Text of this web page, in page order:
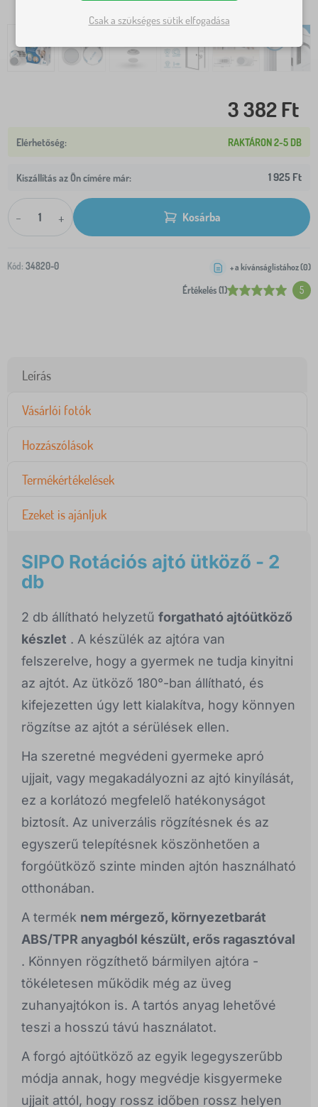
3 382 Ft
RAKTÁRON 2-5 DB
Kiszállítás az Ön címére már: 1 925 Ft
- + Kosárba
Kód: 34820-0
Értékelés (1) 5
+ a kívánságlistához (0)
Leírás
Vásárlói fotók
Hozzászólások
Termékértékelések
Ezeket is ajánljuk
SIPO Rotációs ajtó ütköző - 2
db
2 db állítható helyzetű forgatható ajtóütköző
készlet . A készülék az ajtóra van
felszerelve, hogy a gyermek ne tudja kinyitni
az ajtót. Az ütköző 180°-ban állítható, és
kifejezetten úgy lett kialakítva, hogy könnyen
rögzítse az ajtót a sérülések ellen.
Ha szeretné megvédeni gyermeke apró
ujjait, vagy megakadályozni az ajtó kinyílását,
ez a korlátozó megfelelő hatékonyságot
biztosít. Az univerzális rögzítésnek és az
egyszerű telepítésnek köszönhetően a
forgóütköző szinte minden ajtón használható
otthonában.
A termék nem mérgező, környezetbarát
ABS/TPR anyagból készült, erős ragasztóval
. Könnyen rögzíthető bármilyen ajtóra -
tökéletesen működik még az üveg
zuhanyajtókon is. A tartós anyag lehetővé
teszi a hosszú távú használatot.
A forgó ajtóütköző az egyik legegyszerűbb
módja annak, hogy megvédje kisgyermeke
ujjait attól, hogy rossz időben rossz helyen
Csak a szükséges sütik elfogadása